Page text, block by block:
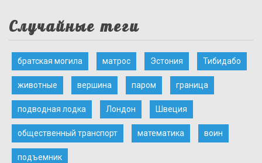
Случайные теги
братская могила матрос Эстония Тибидабо
животные вершина паром граница
подводная лодка Лондон Швеция
общественный транспорт математика воин
подъемник